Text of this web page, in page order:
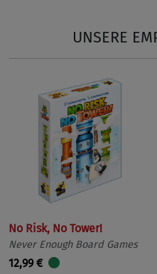
UNSERE
No Risk, No Tower!
Never Enough Board Games
12,99 €